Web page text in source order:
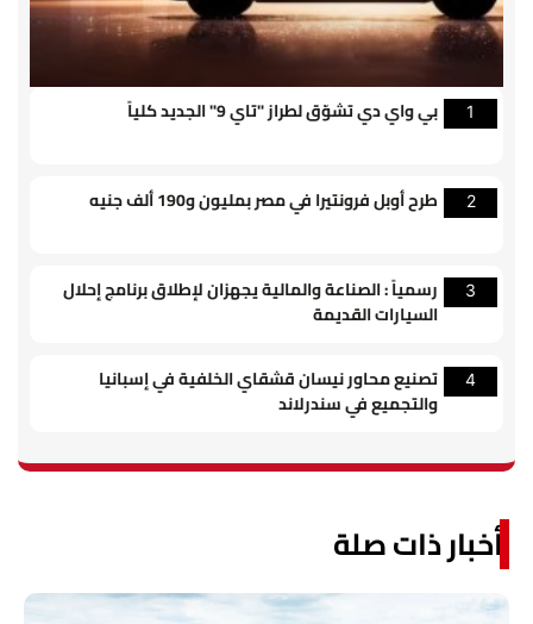
1 بي واي دي تشوّق لطراز "تاي 9" الجديد كلياً
2 طرح أوبل فرونتيرا في مصر بمليون و190 ألف جنيه
3
رسمياً : الصناعة والمالية يجهزان لإطلاق برنامج إحلال
السيارات القديمة
4
تصنيع محاور نيسان قشقاي الخلفية في إسبانيا
والتجميع في سندرلاند
أخبار ذات صلة